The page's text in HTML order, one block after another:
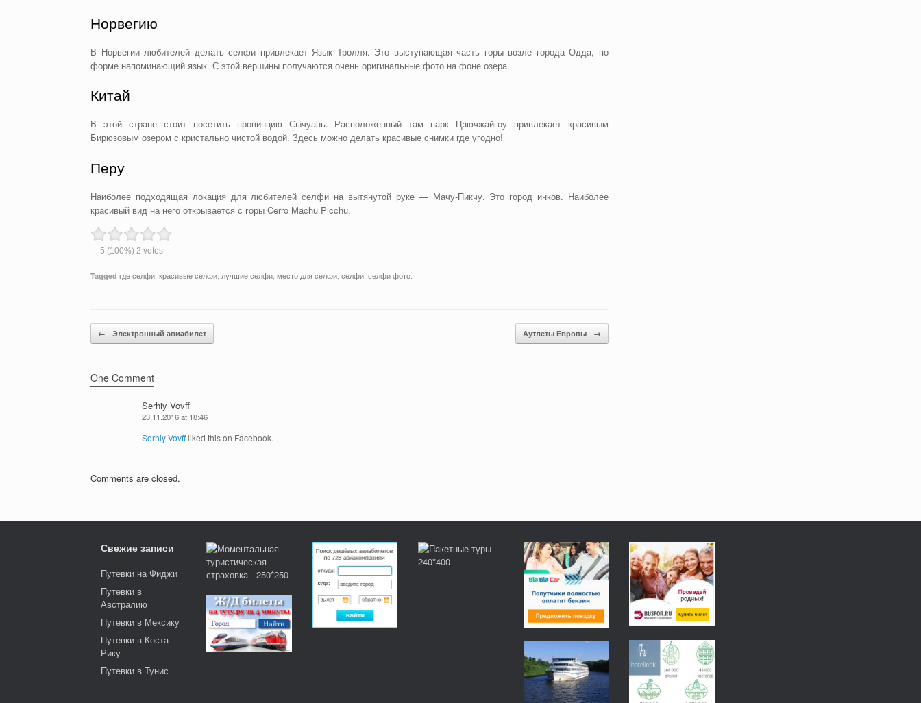
Норвегию
В Норвегии любителей делать селфи привлекает Язык Тролля. Это выступающая часть горы возле города Одда, по
форме напоминающий язык. С этой вершины получаются очень оригинальные фото на фоне озера.
Китай
В этой стране стоит посетить провинцию Сычуань. Расположенный там парк Цзючжайгоу привлекает красивым
Бирюзовым озером с кристально чистой водой. Здесь можно делать красивые снимки где угодно!
Перу
Наиболее подходящая локация для любителей селфи на вытянутой руке — Мачу-Пикчу. Это город инков. Наиболее
красивый вид на него открывается с горы Cerro Machu Picchu.
5 (100%) 2 votes
Tagged где селфи, красивые селфи, лучшие селфи, место для селфи, селфи, селфи фото.
Post navigation
← Электронный авиабилет Аутлеты Европы →
One Comment
Serhiy Vovff
23.11.2016 at 18:46
Serhiy Vovffliked this on Facebook.
Comments are closed.
Свежие записи
Путевки на Фиджи
Путевки в
Австралию
Путевки в Мексику
Путевки в Коста-
Рику
Путевки в Тунис